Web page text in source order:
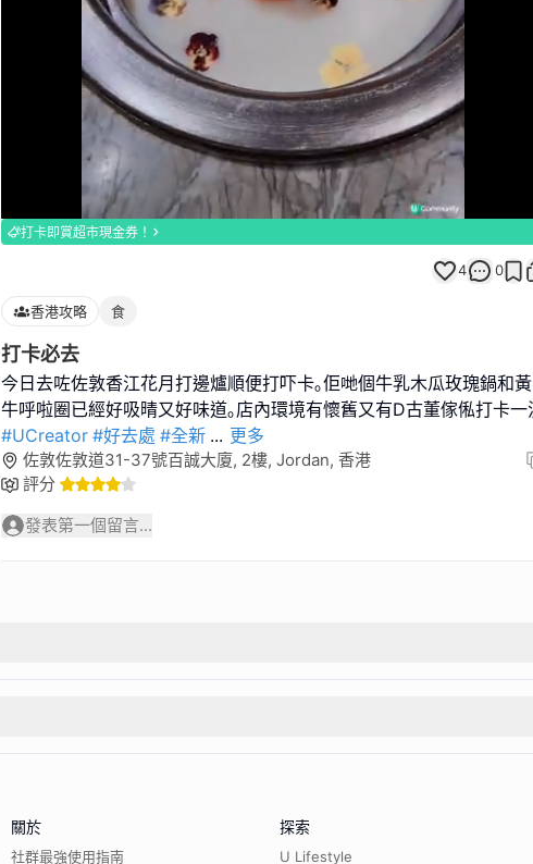
Loaded
100.00%
打卡即賞超市現金券！
4 0
香港攻略 食
打卡必去
今日去咗佐敦香江花月打邊爐順便打吓卡｡佢哋個牛乳木瓜玫瑰鍋和黃
#UCreator #好去處 #全新 ... 更多
佐敦佐敦道31-37號百誠大廈, 2樓, Jordan, 香港
評分
發表第一個留言...
關於
社群最強使用指南
探索
U Lifestyle